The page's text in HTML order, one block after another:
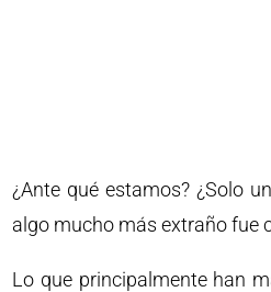
¿Ante qué estamos? ¿Solo
algo mucho más extraño fue
Lo que principalmente han